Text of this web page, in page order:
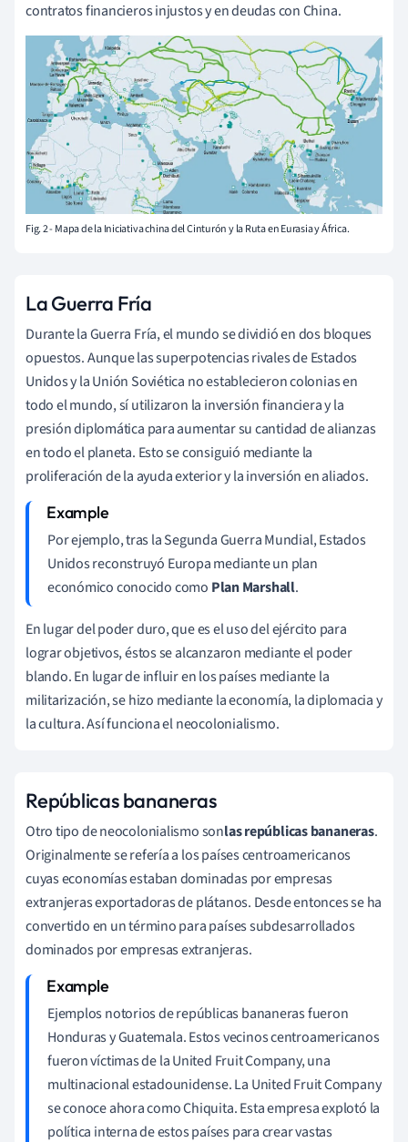
contratos financieros injustos y en deudas con China.
Fig. 2 - Mapa de la Iniciativa china del Cinturón y la Ruta en Eurasia y África.
La Guerra Fría
Durante la Guerra Fría, el mundo se dividió en dos bloques
opuestos. Aunque las superpotencias rivales de Estados
Unidos y la Unión Soviética no establecieron colonias en
todo el mundo, sí utilizaron la inversión financiera y la
presión diplomática para aumentar su cantidad de alianzas
en todo el planeta. Esto se consiguió mediante la
proliferación de la ayuda exterior y la inversión en aliados.
Por ejemplo, tras la Segunda Guerra Mundial, Estados
Unidos reconstruyó Europa mediante un plan
económico conocido como Plan Marshall.
En lugar del poder duro, que es el uso del ejército para
lograr objetivos, éstos se alcanzaron mediante el poder
blando. En lugar de influir en los países mediante la
militarización, se hizo mediante la economía, la diplomacia y
la cultura. Así funciona el neocolonialismo.
Repúblicas bananeras
Otro tipo de neocolonialismo sonlas repúblicas bananeras.
Originalmente se refería a los países centroamericanos
cuyas economías estaban dominadas por empresas
extranjeras exportadoras de plátanos. Desde entonces se ha
convertido en un término para países subdesarrollados
dominados por empresas extranjeras.
Ejemplos notorios de repúblicas bananeras fueron
Honduras y Guatemala. Estos vecinos centroamericanos
fueron víctimas de la United Fruit Company, una
multinacional estadounidense. La United Fruit Company
se conoce ahora como Chiquita. Esta empresa explotó la
política interna de estos países para crear vastas